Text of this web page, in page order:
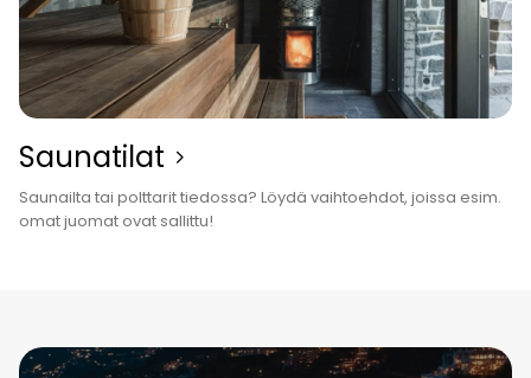
Sauna­tilat
Saunailta tai polttarit tiedossa? Löydä vaihtoehdot, joissa esim.
omat juomat ovat sallittu!